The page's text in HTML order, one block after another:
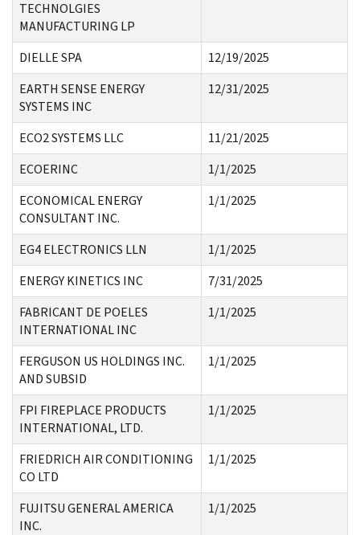
TECHNOLGIES
MANUFACTURING LP
DIELLE SPA
12/19/2025
EARTH SENSE ENERGY
SYSTEMS INC
12/31/2025
ECO2 SYSTEMS LLC
11/21/2025
ECOERINC
1/1/2025
ECONOMICAL ENERGY
CONSULTANT INC.
1/1/2025
EG4 ELECTRONICS LLN
1/1/2025
ENERGY KINETICS INC
7/31/2025
FABRICANT DE POELES
INTERNATIONAL INC
1/1/2025
FERGUSON US HOLDINGS INC.
AND SUBSID
1/1/2025
FPI FIREPLACE PRODUCTS
INTERNATIONAL, LTD.
1/1/2025
FRIEDRICH AIR CONDITIONING
CO LTD
1/1/2025
FUJITSU GENERAL AMERICA
INC.
1/1/2025